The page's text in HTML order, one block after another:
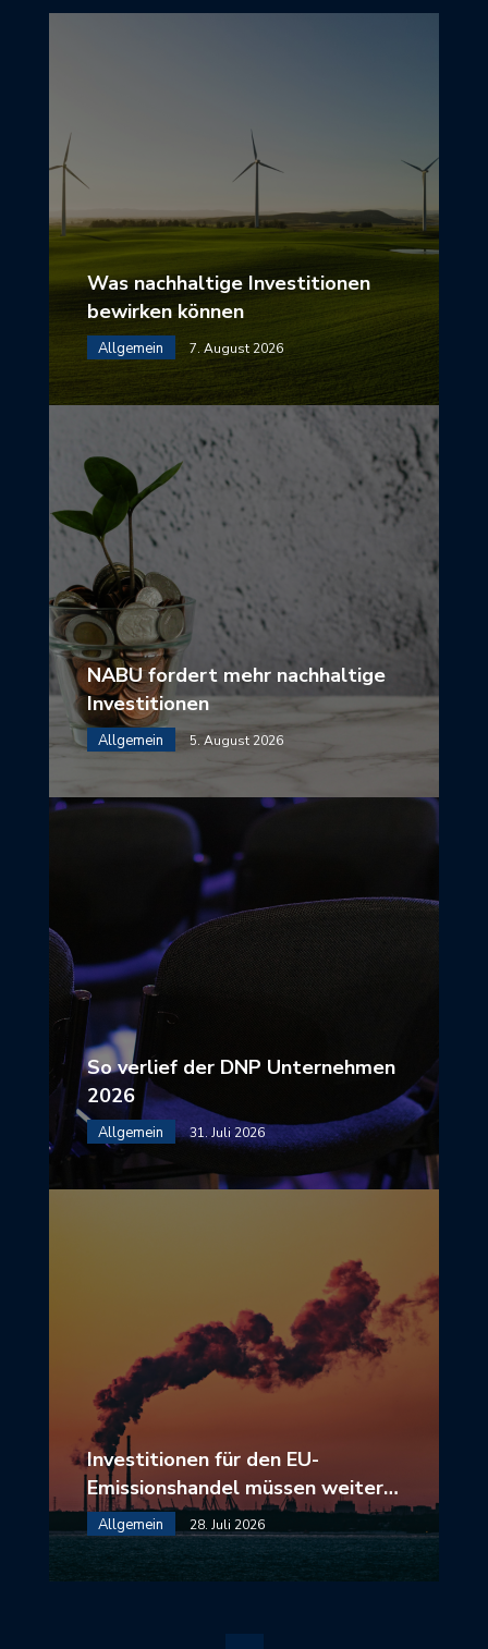
Was nachhaltige Investitionen
bewirken können
Allgemein 7. August 2026
NABU fordert mehr nachhaltige
Investitionen
Allgemein 5. August 2026
So verlief der DNP Unternehmen
2026
Allgemein 31. Juli 2026
Investitionen für den EU-
Emissionshandel müssen weiter…
Allgemein 28. Juli 2026